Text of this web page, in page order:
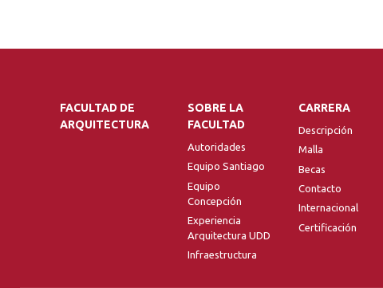
FACULTAD DE
ARQUITECTURA
SOBRE LA
FACULTAD
Autoridades
Equipo Santiago
Equipo
Concepción
Experiencia
Arquitectura UDD
Infraestructura
CARRERA
Descripción
Malla
Becas
Contacto
Internacional
Certificación